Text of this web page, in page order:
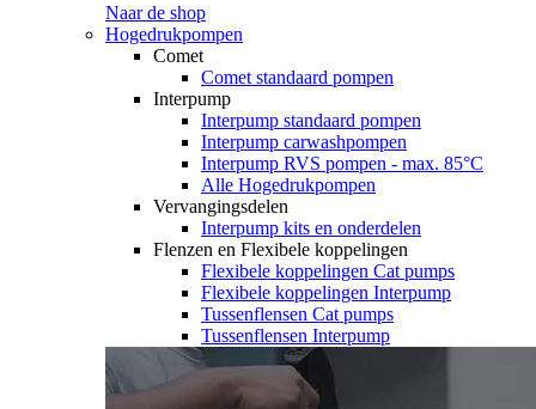
Naar de shop
Hogedrukpompen
Comet
Comet standaard pompen
Interpump
Interpump standaard pompen
Interpump carwashpompen
Interpump RVS pompen - max. 85°C
Alle Hogedrukpompen
Vervangingsdelen
Interpump kits en onderdelen
Flenzen en Flexibele koppelingen
Flexibele koppelingen Cat pumps
Flexibele koppelingen Interpump
Tussenflensen Cat pumps
Tussenflensen Interpump